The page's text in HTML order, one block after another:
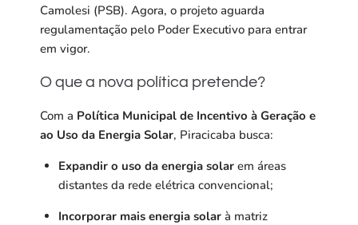
Camolesi (PSB). Agora, o projeto aguarda
regulamentação pelo Poder Executivo para entrar
em vigor.
O que a nova política pretende?
Com a Política Municipal de Incentivo à Geração e
ao Uso da Energia Solar, Piracicaba busca:
Expandir o uso da energia solarem áreas
distantes da rede elétrica convencional;
Incorporar mais energia solarà matriz